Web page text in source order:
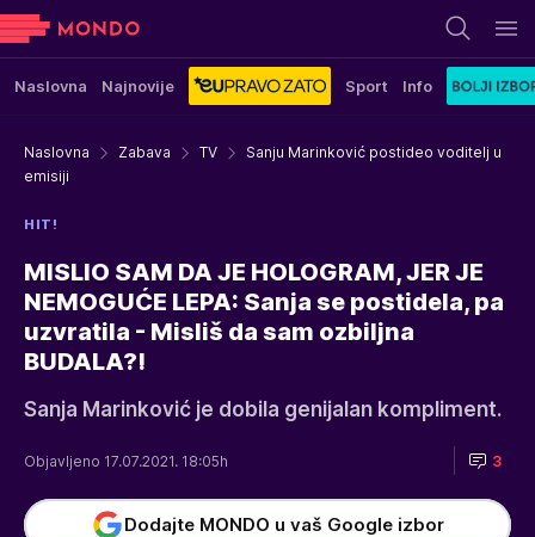
Naslovna Najnovije Sport Info
Naslovna Zabava TV
Sanju Marinković postideo voditelj u
emisiji
HIT!
MISLIO SAM DA JE HOLOGRAM, JER JE
NEMOGUĆE LEPA: Sanja se postidela, pa
uzvratila - Misliš da sam ozbiljna
BUDALA?!
Sanja Marinković je dobila genijalan kompliment.
Objavljeno 17.07.2021. 18:05h 3
Dodajte MONDO u vaš Google izbor